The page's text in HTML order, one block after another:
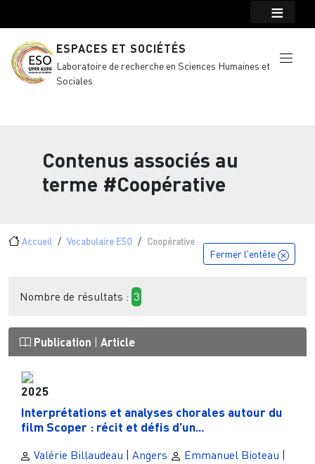
ESPACES ET SOCIÉTÉS
Laboratoire de recherche en Sciences Humaines et
Sociales
Contenus associés au
terme #Coopérative
Fil d'Ariane
Accueil Vocabulaire ESO Coopérative
Fermer l'entête
Nombre de résultats : 3
Publication Article
2025
Interprétations et analyses chorales autour du
film Scoper : récit et défis d’un...
Valérie Billaudeau Angers Emmanuel Bioteau